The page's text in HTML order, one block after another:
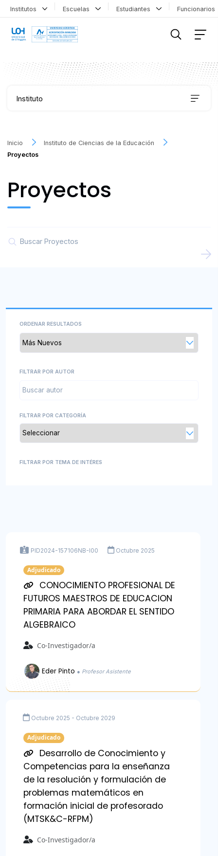
Institutos Escuelas Estudiantes
Instituto
Proyectos
Áreas de investigación
Contacto
Inicio
Instituto de Ciencias de la Educación
Proyectos
Proyectos
ORDENAR RESULTADOS
FILTRAR POR AUTOR
FILTRAR POR CATEGORÍA
FILTRAR POR TEMA DE INTÉRES
PID2024-157106NB-I00 Octubre 2025
Adjudicado
CONOCIMIENTO PROFESIONAL DE
FUTUROS MAESTROS DE EDUCACION
PRIMARIA PARA ABORDAR EL SENTIDO
ALGEBRAICO
Co-Investigador/a
Eder Pinto ● Profesor Asistente
Octubre 2025 - Octubre 2029
Adjudicado
Desarrollo de Conocimiento y
Competencias para la enseñanza
de la resolución y formulación de
problemas matemáticos en
formación inicial de profesorado
(MTSK&C-RFPM)
Co-Investigador/a